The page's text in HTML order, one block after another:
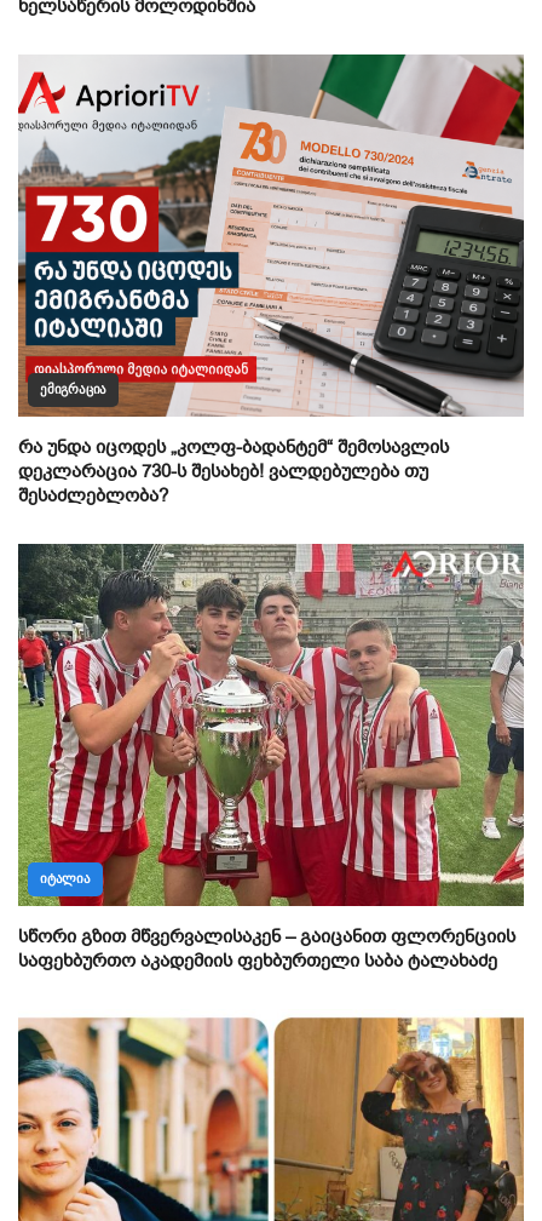
ხელსაწერის მოლოდინშია
ᲔᲛᲘᲒᲠᲐᲪᲘᲐ
რა უნდა იცოდეს „კოლფ-ბადანტემ“ შემოსავლის
დეკლარაცია 730-ს შესახებ! ვალდებულება თუ
შესაძლებლობა?
ᲘᲢᲐᲚᲘᲐ
სწორი გზით მწვერვალისაკენ – გაიცანით ფლორენციის
საფეხბურთო აკადემიის ფეხბურთელი საბა ტალახაძე